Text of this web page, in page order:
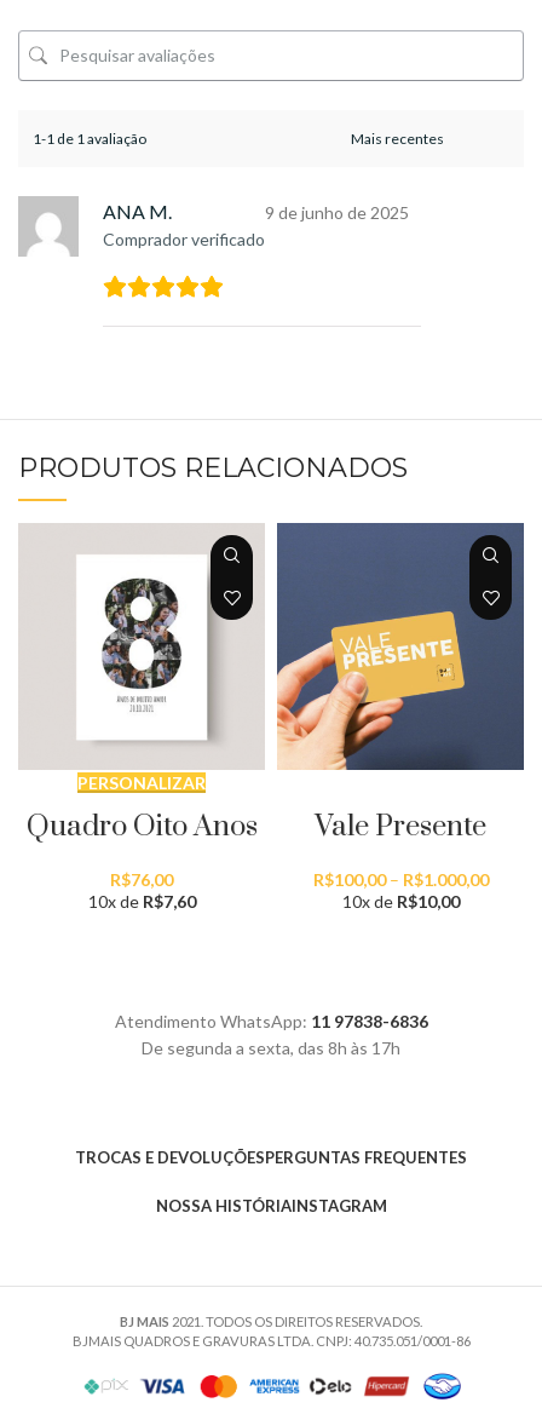
1-1 de 1 avaliação
ANA M.
Comprador verificado
9 de junho de 2025
PRODUTOS RELACIONADOS
PERSONALIZAR
Quadro Oito Anos
R$76,00
10x de R$7,60
Vale Presente
R$100,00 – R$1.000,00Faixa
10x de R$10,00
Atendimento WhatsApp: 11 97838-6836
De segunda a sexta, das 8h às 17h
TROCAS E DEVOLUÇÕESPERGUNTAS FREQUENTES
NOSSA HISTÓRIAINSTAGRAM
BJ MAIS 2021. TODOS OS DIREITOS RESERVADOS.
BJMAIS QUADROS E GRAVURAS LTDA. CNPJ: 40.735.051/0001-86